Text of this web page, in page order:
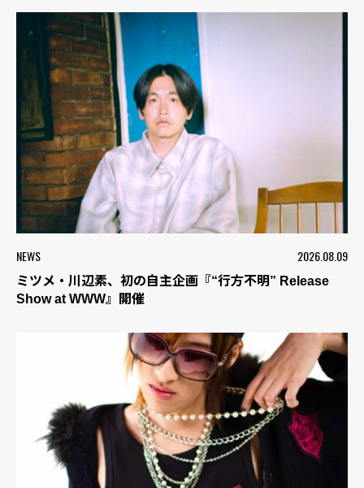
NEWS 2026.08.09
ミツメ・川辺素、初の自主企画『“行方不明” Release
Show at WWW』開催